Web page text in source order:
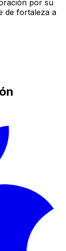
por su
de fortaleza a